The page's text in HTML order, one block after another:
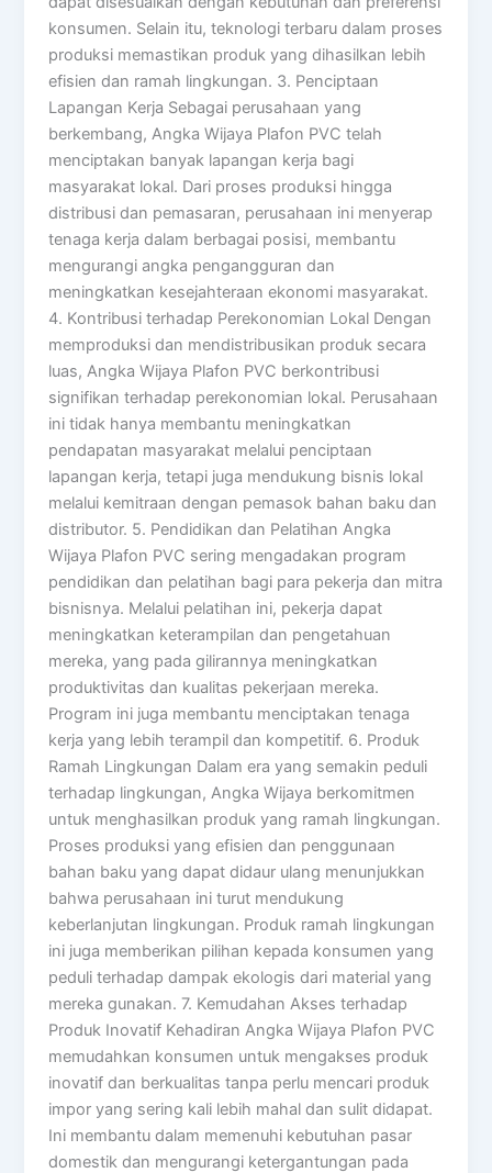
konsumen. Selain itu, teknologi terbaru dalam proses
produksi memastikan produk yang dihasilkan lebih
efisien dan ramah lingkungan. 3. Penciptaan
Lapangan Kerja Sebagai perusahaan yang
berkembang, Angka Wijaya Plafon PVC telah
menciptakan banyak lapangan kerja bagi
masyarakat lokal. Dari proses produksi hingga
distribusi dan pemasaran, perusahaan ini menyerap
tenaga kerja dalam berbagai posisi, membantu
mengurangi angka pengangguran dan
meningkatkan kesejahteraan ekonomi masyarakat.
4. Kontribusi terhadap Perekonomian Lokal Dengan
memproduksi dan mendistribusikan produk secara
luas, Angka Wijaya Plafon PVC berkontribusi
signifikan terhadap perekonomian lokal. Perusahaan
ini tidak hanya membantu meningkatkan
pendapatan masyarakat melalui penciptaan
lapangan kerja, tetapi juga mendukung bisnis lokal
melalui kemitraan dengan pemasok bahan baku dan
distributor. 5. Pendidikan dan Pelatihan Angka
Wijaya Plafon PVC sering mengadakan program
pendidikan dan pelatihan bagi para pekerja dan mitra
bisnisnya. Melalui pelatihan ini, pekerja dapat
meningkatkan keterampilan dan pengetahuan
mereka, yang pada gilirannya meningkatkan
produktivitas dan kualitas pekerjaan mereka.
Program ini juga membantu menciptakan tenaga
kerja yang lebih terampil dan kompetitif. 6. Produk
Ramah Lingkungan Dalam era yang semakin peduli
terhadap lingkungan, Angka Wijaya berkomitmen
untuk menghasilkan produk yang ramah lingkungan.
Proses produksi yang efisien dan penggunaan
bahan baku yang dapat didaur ulang menunjukkan
bahwa perusahaan ini turut mendukung
keberlanjutan lingkungan. Produk ramah lingkungan
ini juga memberikan pilihan kepada konsumen yang
peduli terhadap dampak ekologis dari material yang
mereka gunakan. 7. Kemudahan Akses terhadap
Produk Inovatif Kehadiran Angka Wijaya Plafon PVC
memudahkan konsumen untuk mengakses produk
inovatif dan berkualitas tanpa perlu mencari produk
impor yang sering kali lebih mahal dan sulit didapat.
Ini membantu dalam memenuhi kebutuhan pasar
domestik dan mengurangi ketergantungan pada